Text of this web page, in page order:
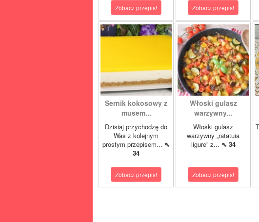
Zobacz przepis! Zobacz przepis!
Sernik kokosowy z
musem...
Dzisiaj przychodzę do
Was z kolejnym
prostym przepisem... ⇖
34
Zobacz przepis!
Włoski gulasz
warzywny...
Włoski gulasz
warzywny „ratatuia
ligure” z... ⇖ 34
Zobacz przepis!